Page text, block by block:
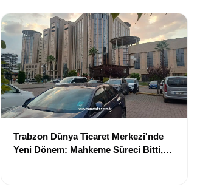
Trabzon Dünya Ticaret Merkezi'nde
Yeni Dönem: Mahkeme Süreci Bitti,